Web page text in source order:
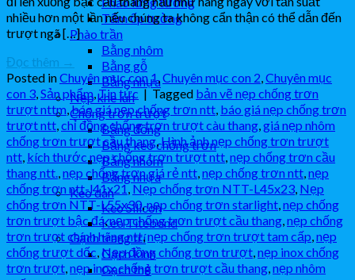
Tấm ốp tường
Phào trần
Bằng nhôm
Bằng gỗ
Bằng nhựa
Nẹp khe lún
Chống trơn trượt
Bằng đồng
Bằng keo chống trơn
Bằng nhôm
Bằng nhựa
Keo dán
Keo Silicon
Keo Titebond
Gạch trang trí
Gạch kính
Gạch thẻ
nhiều hơn một lần nếu chúng ta không cẩn thận có thể dẫn đến
trượt ngã […]
Đọc thêm →
Posted inChuyên mục con 1, Chuyên mục con 2 Chuyên mục
con 3 Sản phẩm ,Tin tức|Tagged bản vẽ nẹp chống trơn
trượt nttm ,báo giá nẹp chống trơn ntt báo giá nẹp chống trơn
trượt ntt chỉ đồng chống trơn trượt càu thang giá nẹp nhôm
chống trơn trượt cầu thang,Hình ảnh nẹp chống trơn trượt
ntt kích thước nẹp chống trơn trượt ntt nẹp chống trơn cầu
thang ntt. nẹp chống trơn giá rẻ ntt nẹp chống trơn ntt nẹp
chống trơn ntt-l41x21,Nẹp chống trơn NTT-L45x23 Nẹp
chống trơn NTT-L55x30,nẹp chống trơn starlight nẹp chống
trơn trượt bậc đá,nẹp chống trơn trượt cầu thang nẹp chống
trơn trượt chính hãng ntt,nẹp chống trơn trượt tam cấp nẹp
chống trượt dốc Nẹp đồng chống trơn trượt nẹp inox chống
trơn trượt nẹp inox chống trơn trượt cầu thang nẹp nhôm